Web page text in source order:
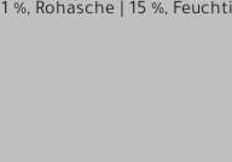
Rohasche | 15 %,